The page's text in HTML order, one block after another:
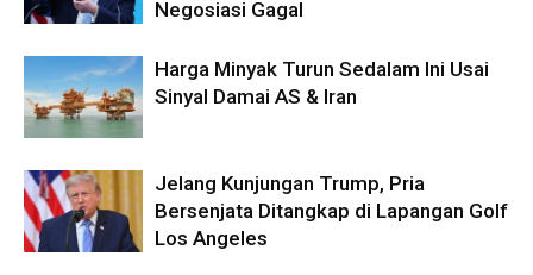
Negosiasi Gagal
Harga Minyak Turun Sedalam Ini Usai
Sinyal Damai AS & Iran
Jelang Kunjungan Trump, Pria
Bersenjata Ditangkap di Lapangan Golf
Los Angeles